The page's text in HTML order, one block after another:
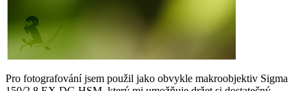
Pro fotografování jsem použil jako obvykle makroobjektiv Sigma